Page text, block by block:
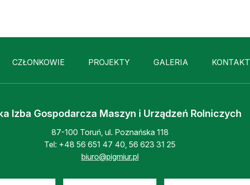
CZŁONKOWIE PROJEKTY GALERIA KONTAKT
Izba Gospodarcza Maszyn i Urządzeń Rolniczych
87-100 Toruń, ul. Poznańska 118
Tel: +48 56 651 47 40, 56 623 31 25
biuro@pigmiur.pl